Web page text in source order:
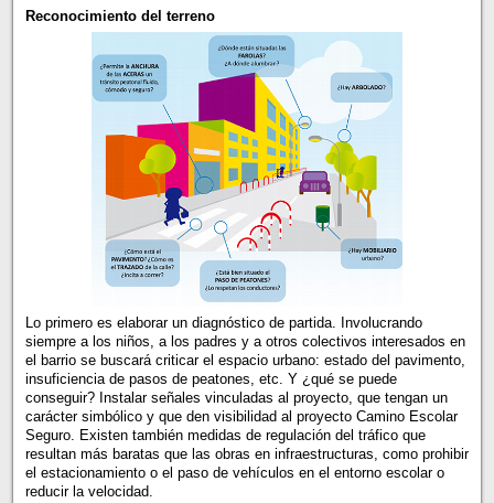
Reconocimiento del terreno
Lo primero es elaborar un diagnóstico de partida. Involucrando
siempre a los niños, a los padres y a otros colectivos interesados en
el barrio se buscará criticar el espacio urbano: estado del pavimento,
insuficiencia de pasos de peatones, etc. Y ¿qué se puede
conseguir? Instalar señales vinculadas al proyecto, que tengan un
carácter simbólico y que den visibilidad al proyecto Camino Escolar
Seguro. Existen también medidas de regulación del tráfico que
resultan más baratas que las obras en infraestructuras, como prohibir
el estacionamiento o el paso de vehículos en el entorno escolar o
reducir la velocidad.